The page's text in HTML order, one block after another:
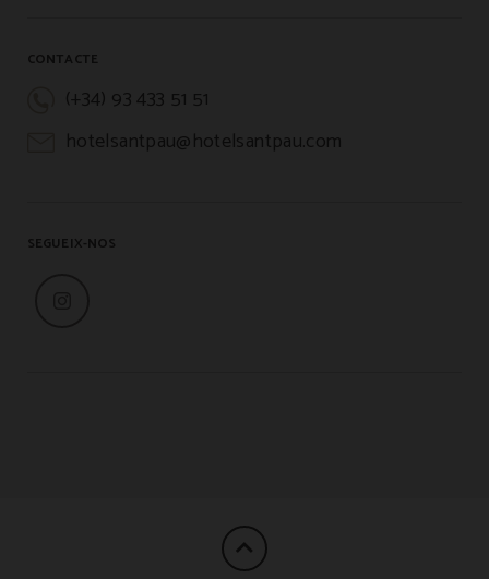
CONTACTE
(+34) 93 433 51 51
hotelsantpau@hotelsantpau.com
SEGUEIX-NOS